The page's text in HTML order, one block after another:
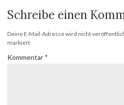
Schreibe einen
Deine E-Mail-Adresse wird nicht
markiert
Kommentar *